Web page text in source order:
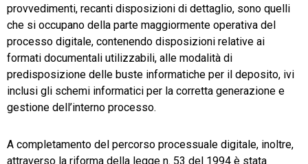
provvedimenti, recanti disposizioni di dettaglio, sono quelli
che si occupano della parte maggiormente operativa del
processo digitale, contenendo disposizioni relative ai
formati documentali utilizzabili, alle modalità di
predisposizione delle buste informatiche per il deposito, ivi
inclusi gli schemi informatici per la corretta generazione e
gestione dell’interno processo.
A completamento del percorso processuale digitale, inoltre,
attraverso la riforma della legge n. 53 del 1994 è stata